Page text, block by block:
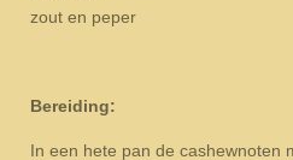
zout en peper
Bereiding:
In een hete pan de cashewnoten